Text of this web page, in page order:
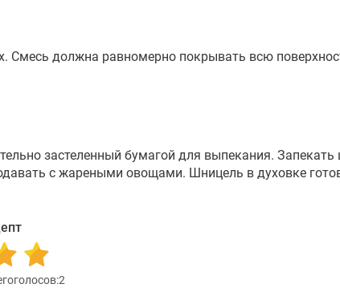
Смесь должна равномерно покрывать всю
застеленный бумагой для выпекания.
с жареными овощами. Шницель в духовке
2